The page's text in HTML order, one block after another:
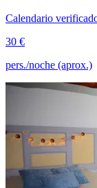
Calendario
30 €
pers./noche (aprox.)